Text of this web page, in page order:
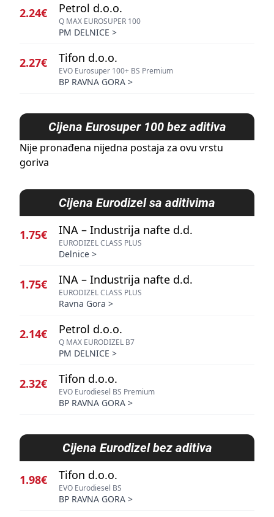
2.24€ Petrol d.o.o.
Q MAX EUROSUPER 100
PM DELNICE >
2.27€ Tifon d.o.o.
EVO Eurosuper 100+ BS Premium
BP RAVNA GORA >
Cijena Eurosuper 100 bez aditiva
Nije pronađena nijedna postaja za ovu vrstu
goriva
Cijena Eurodizel sa aditivima
1.75€ INA – Industrija nafte d.d.
EURODIZEL CLASS PLUS
Delnice >
1.75€ INA – Industrija nafte d.d.
EURODIZEL CLASS PLUS
Ravna Gora >
2.14€ Petrol d.o.o.
Q MAX EURODIZEL B7
PM DELNICE >
2.32€ Tifon d.o.o.
EVO Eurodiesel BS Premium
BP RAVNA GORA >
Cijena Eurodizel bez aditiva
1.98€ Tifon d.o.o.
EVO Eurodiesel BS
BP RAVNA GORA >